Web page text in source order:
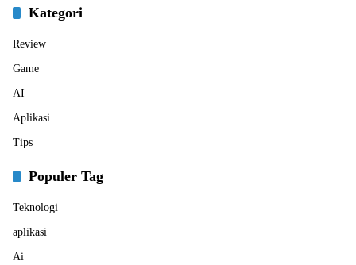
Kategori
Review
Game
AI
Aplikasi
Tips
Populer Tag
Teknologi
aplikasi
Ai